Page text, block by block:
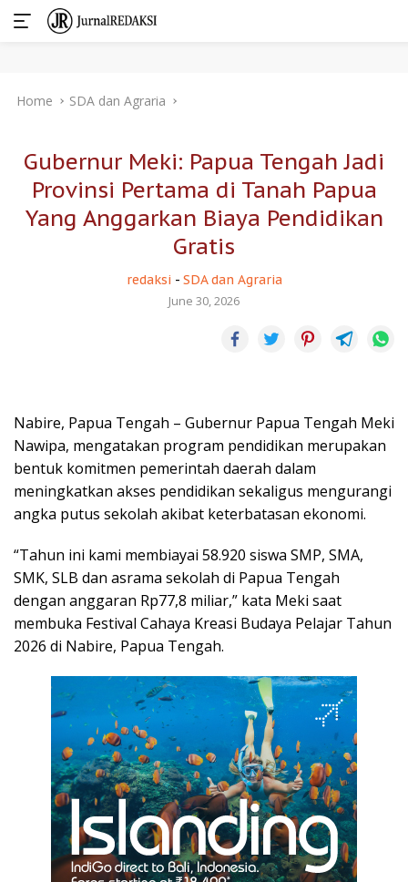
Home SDA dan Agraria
Gubernur Meki: Papua Tengah Jadi
Provinsi Pertama di Tanah Papua
Yang Anggarkan Biaya Pendidikan
Gratis
redaksi - SDA dan Agraria
June 30, 2026
Nabire, Papua Tengah – Gubernur Papua Tengah Meki
Nawipa, mengatakan program pendidikan merupakan
bentuk komitmen pemerintah daerah dalam
meningkatkan akses pendidikan sekaligus mengurangi
angka putus sekolah akibat keterbatasan ekonomi.
“Tahun ini kami membiayai 58.920 siswa SMP, SMA,
SMK, SLB dan asrama sekolah di Papua Tengah
dengan anggaran Rp77,8 miliar,” kata Meki saat
membuka Festival Cahaya Kreasi Budaya Pelajar Tahun
2026 di Nabire, Papua Tengah.